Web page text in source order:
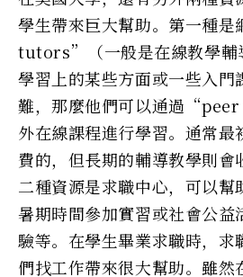
學生帶來巨大幫助。第一種
tutors”（一般是在線教學輔
學習上的某些方面或一些入門
難，那麼他們可以通過
外在線課程進行學習。通常最
費的，但長期的輔導教學則會
二種資源是求職中心，可以幫
暑期時間參加實習或社會公益
驗等。在學生畢業求職時，求
們找工作帶來很大幫助。雖然